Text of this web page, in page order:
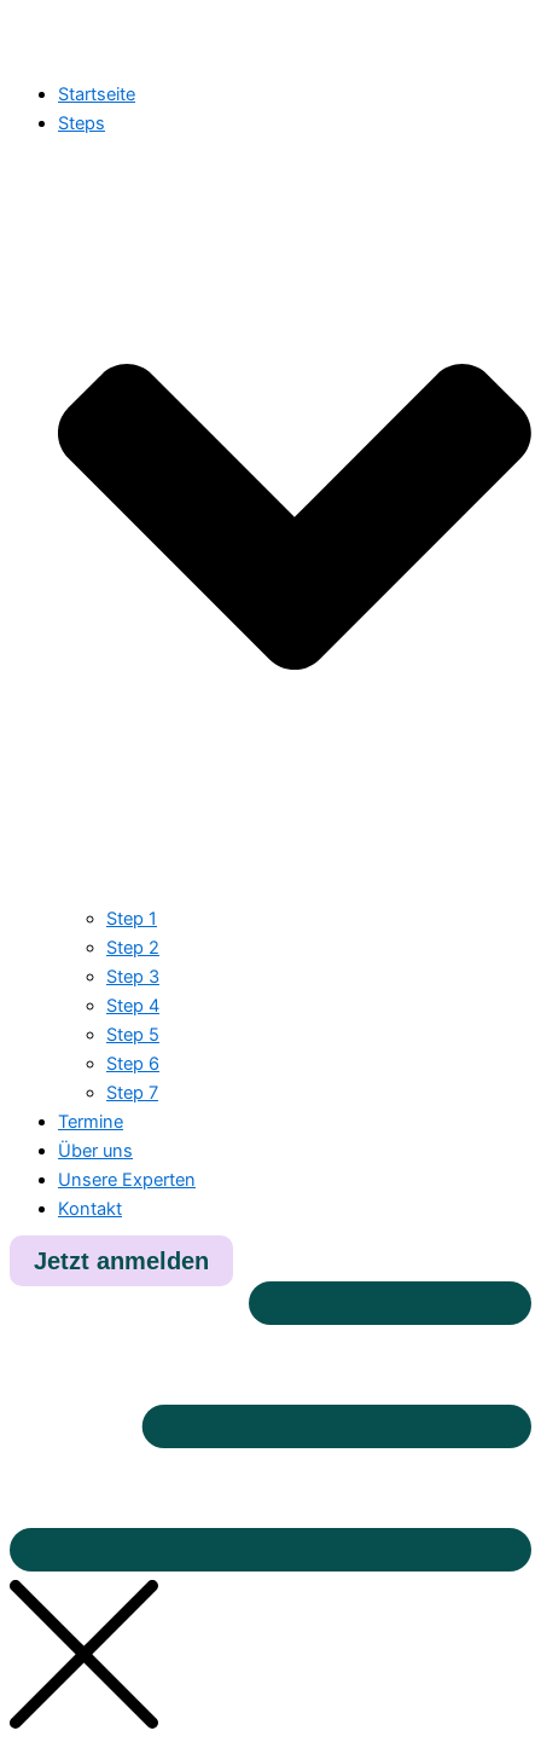
Startseite
Steps
Step 1
Step 2
Step 3
Step 4
Step 5
Step 6
Step 7
Termine
Über uns
Unsere Experten
Kontakt
Jetzt anmelden